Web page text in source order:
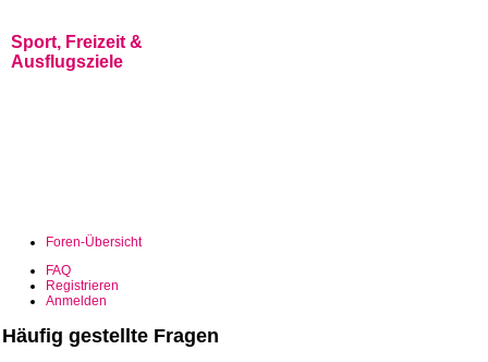
Sport, Freizeit &
Ausflugsziele
Foren-Übersicht
FAQ
Registrieren
Anmelden
Häufig gestellte Fragen